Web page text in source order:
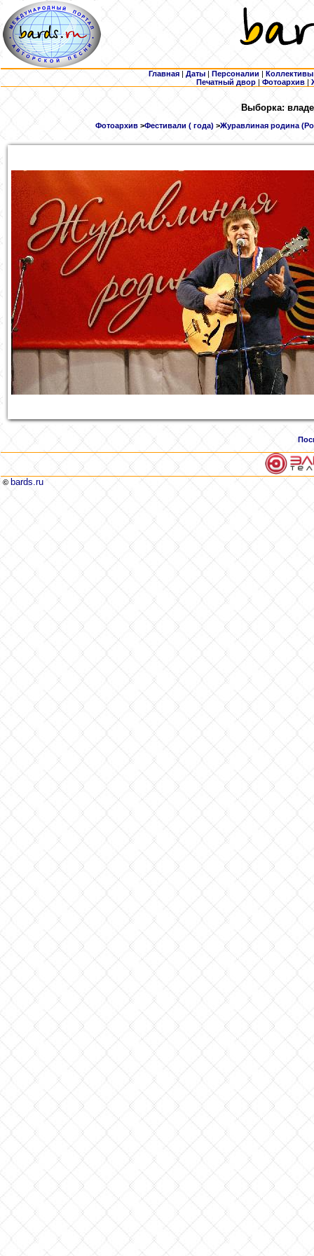
Главная | Даты | Персоналии | Коллективы
Печатный двор |Фотоархив |
Выборка:
Фотоархив>Фестивали ( года) >Журавлиная родина
© bards.ru